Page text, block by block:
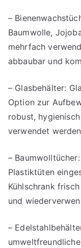
–
Baumwolle,
mehrfach
abbaubar und
– Glasbehälter:
Option zur
robust,
verwendet
–
Plastiktüten
Kühlschrank
und
–